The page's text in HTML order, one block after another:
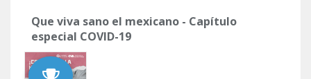
Que viva sano el mexicano - Capítulo
especial COVID-19